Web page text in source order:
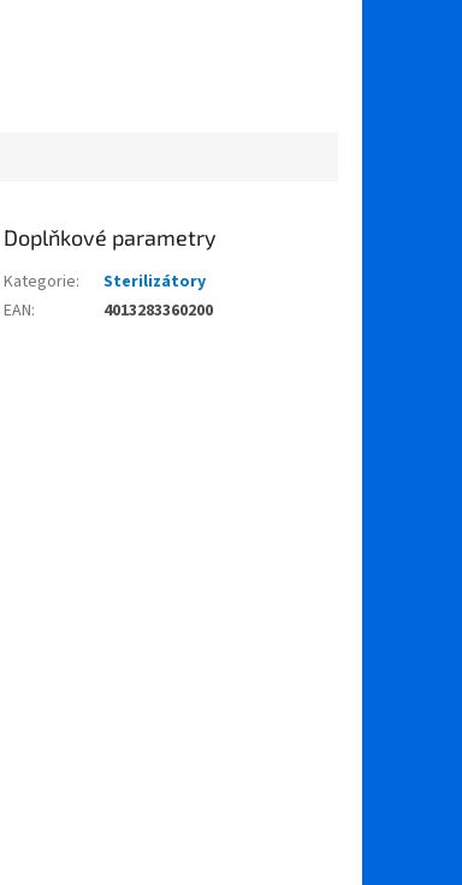
Doplňkové parametry
Kategorie:
Sterilizátory
EAN: 4013283360200